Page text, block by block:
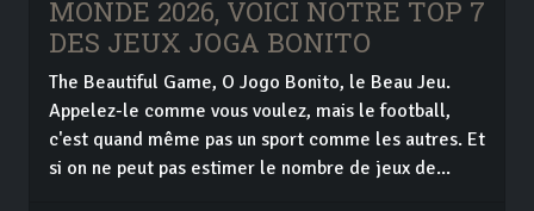
MONDE 2026, VOICI NOTRE TOP 7
DES JEUX JOGA BONITO
The Beautiful Game, O Jogo Bonito, le Beau Jeu.
Appelez-le comme vous voulez, mais le football,
c'est quand même pas un sport comme les autres. Et
si on ne peut pas estimer le nombre de jeux de...